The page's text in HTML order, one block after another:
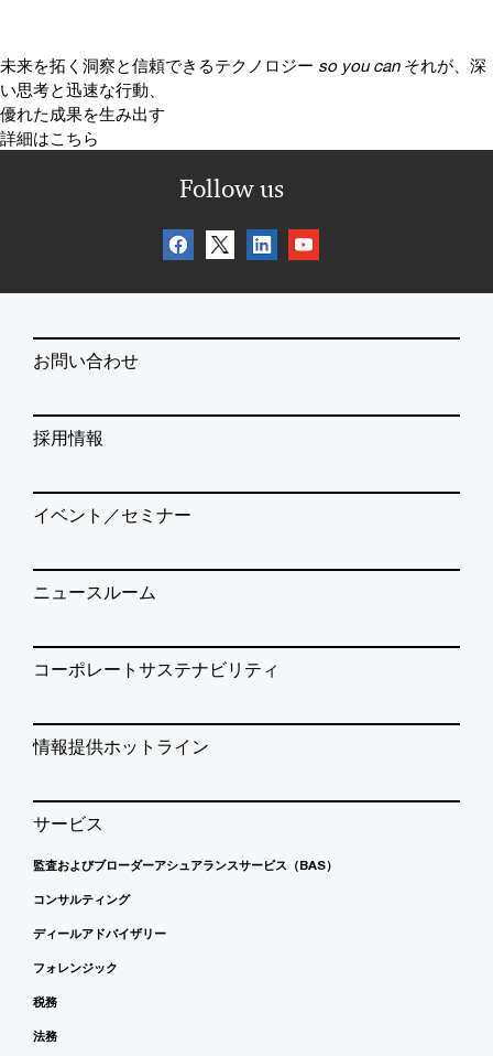
未来を拓く洞察と信頼できるテクノロジー so you can それが、深
い思考と迅速な行動、
優れた成果を生み出す
詳細はこちら
Follow us
お問い合わせ
採用情報
イベント／セミナー
ニュースルーム
コーポレートサステナビリティ
情報提供ホットライン
サービス
監査およびブローダーアシュアランスサービス（BAS）
コンサルティング
ディールアドバイザリー
フォレンジック
税務
法務